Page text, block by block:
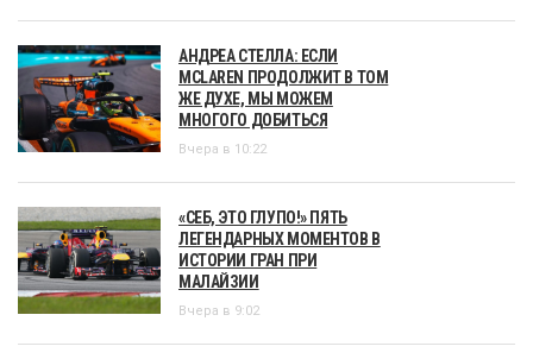
АНДРЕА СТЕЛЛА: ЕСЛИ
MCLAREN ПРОДОЛЖИТ В ТОМ
ЖЕ ДУХЕ, МЫ МОЖЕМ
МНОГОГО ДОБИТЬСЯ
Вчера в 10:22
«СЕБ, ЭТО ГЛУПО!» ПЯТЬ
ЛЕГЕНДАРНЫХ МОМЕНТОВ В
ИСТОРИИ ГРАН ПРИ
МАЛАЙЗИИ
Вчера в 9:02